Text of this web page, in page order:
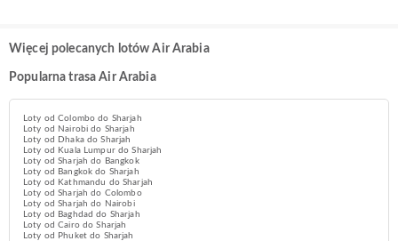
Więcej polecanych lotów Air Arabia
Popularna trasa Air Arabia
Loty od Colombo do Sharjah
Loty od Nairobi do Sharjah
Loty od Dhaka do Sharjah
Loty od Kuala Lumpur do Sharjah
Loty od Sharjah do Bangkok
Loty od Bangkok do Sharjah
Loty od Kathmandu do Sharjah
Loty od Sharjah do Colombo
Loty od Sharjah do Nairobi
Loty od Baghdad do Sharjah
Loty od Cairo do Sharjah
Loty od Phuket do Sharjah